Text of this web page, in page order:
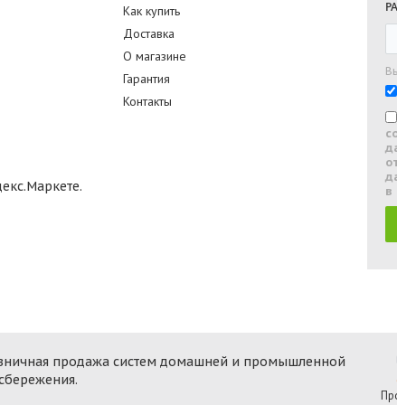
Как купить
Доставка
О магазине
Гарантия
Контакты
в
продажа систем домашней и промышленной